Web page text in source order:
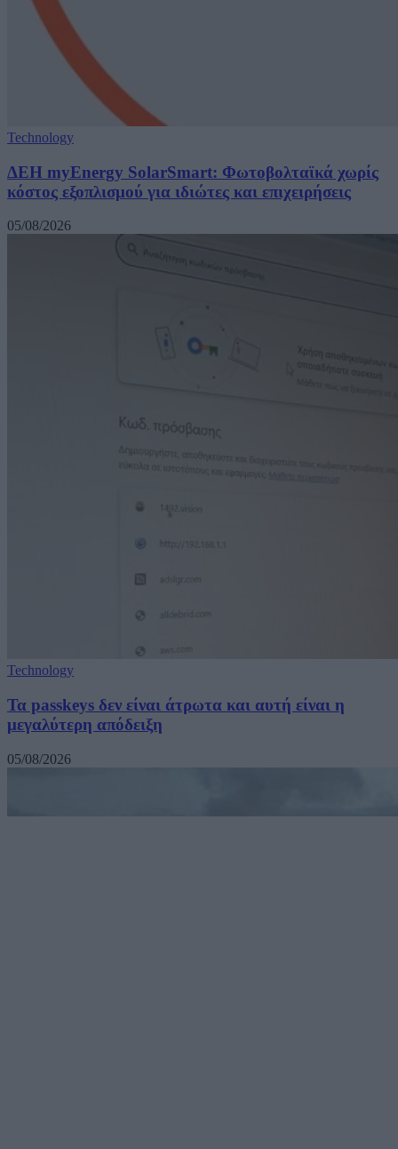
Technology
ΔΕΗ myEnergy SolarSmart: Φωτοβολταϊκά χωρίς
κόστος εξοπλισμού για ιδιώτες και επιχειρήσεις
05/08/2026
Technology
Τα passkeys δεν είναι άτρωτα και αυτή είναι η
μεγαλύτερη απόδειξη
05/08/2026